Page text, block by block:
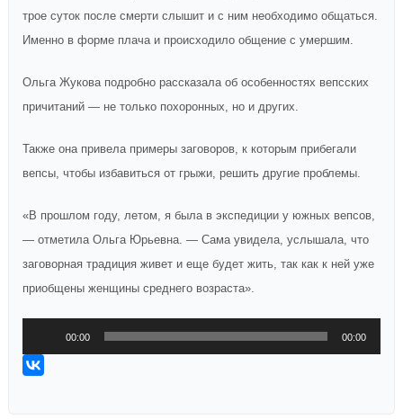
трое суток после смерти слышит и с ним необходимо общаться.
Именно в форме плача и происходило общение с умершим.
Ольга Жукова подробно рассказала об особенностях вепсских
причитаний — не только похоронных, но и других.
Также она привела примеры заговоров, к которым прибегали
вепсы, чтобы избавиться от грыжи, решить другие проблемы.
«В прошлом году, летом, я была в экспедиции у южных вепсов,
— отметила Ольга Юрьевна. — Сама увидела, услышала, что
заговорная традиция живет и еще будет жить, так как к ней уже
приобщены женщины среднего возраста».
00:00 00:00